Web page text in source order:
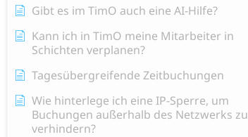
Gibt es im TimO auch eine AI-Hilfe?
Kann ich in TimO meine Mitarbeiter in
Schichten verplanen?
Tagesübergreifende Zeitbuchungen
Wie hinterlege ich eine IP-Sperre, um
Buchungen außerhalb des Netzwerks zu
verhindern?